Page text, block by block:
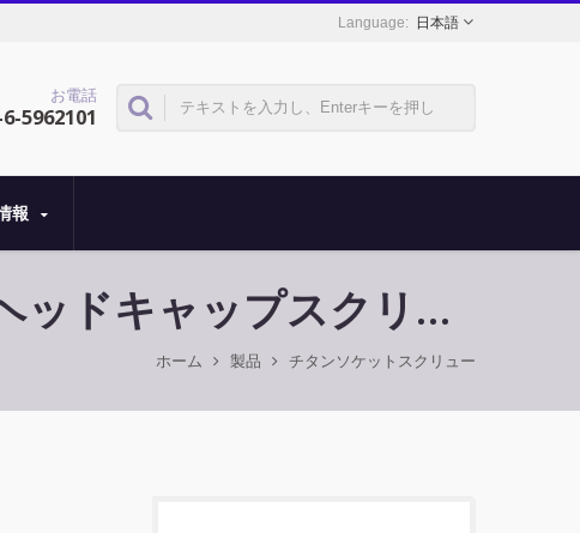
日本語
お電話
5962101
報
ッドキャップスクリュ
ホーム 製品 チタンソケットスクリュー